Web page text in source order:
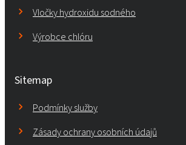
Vločky hydroxidu sodného
Výrobce chlóru
Sitemap
Podmínky služby
Zásady ochrany osobních údajů